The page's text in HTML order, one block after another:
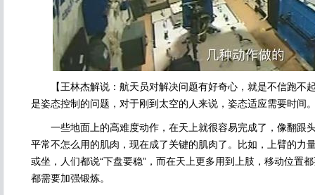
【王林杰解说：航天员对解决问题有好奇心，就是不信跑不
是姿态控制的问题，对于刚到太空的人来说，姿态适应需要时间
一些地面上的高难度动作，在天上就很容易完成了，像翻跟
平常不怎么用的肌肉，现在成了关键的肌肉了。比如，上臂的力
或坐，人们都说“下盘要稳”，而在天上更多用到上肢，移动位置
都需要加强锻炼。